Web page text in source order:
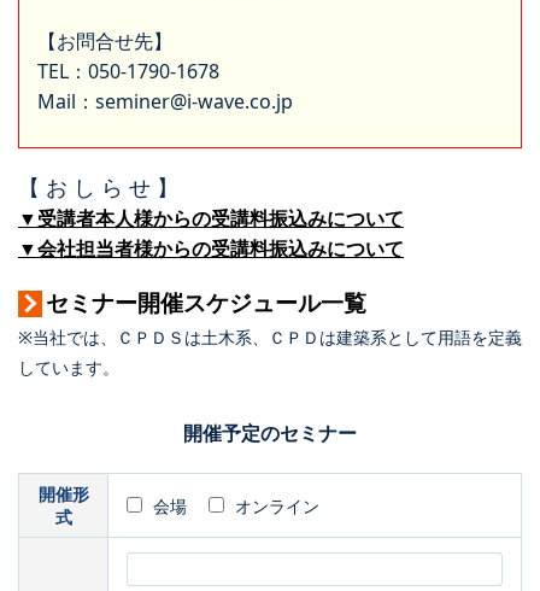
【お問合せ先】
TEL：050-1790-1678
Mail：seminer@i-wave.co.jp
【 お し ら せ 】
▼受講者本人様からの受講料振込みについて
▼会社担当者様からの受講料振込みについて
セミナー開催スケジュール一覧
※当社では、ＣＰＤＳは土木系、ＣＰＤは建築系として用語を定義
しています。
開催予定のセミナー
開催形
式
会場 オンライン